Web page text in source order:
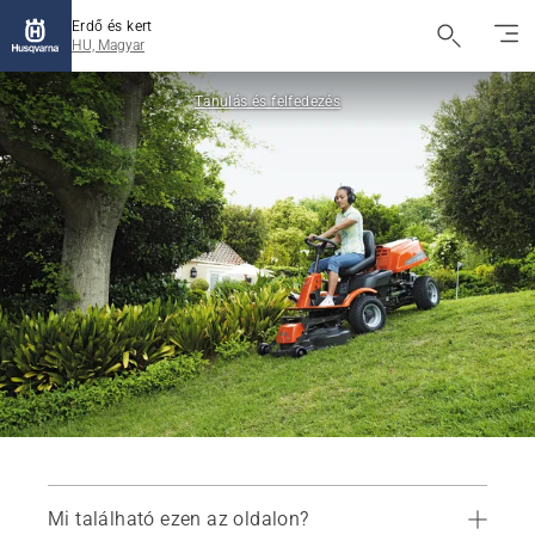
Erdő és kert
HU, Magyar
Tanulás és felfedezés
Mi található ezen az oldalon?